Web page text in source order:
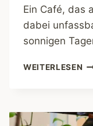
Ein Café, das
dabei
sonnigen
WEITERLESEN